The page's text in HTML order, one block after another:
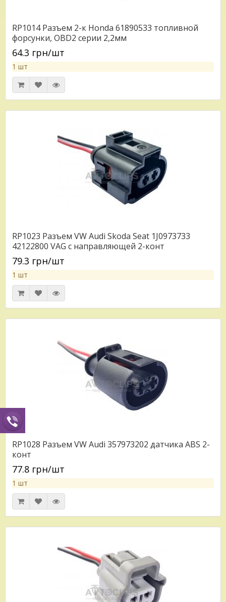
RP1014 Разъем 2-к Honda 61890533 топливной
форсунки, OBD2 серии 2,2мм
64.3 грн/шт
1 шт
RP1023 Разъем VW Audi Skoda Seat 1J0973733
42122800 VAG с направляющей 2-конт
79.3 грн/шт
1 шт
RP1028 Разъем VW Audi 357973202 датчика ABS 2-
конт
77.8 грн/шт
1 шт